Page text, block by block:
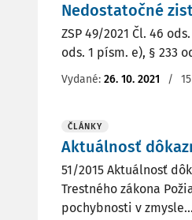
Nedostatočné
ZSP 49/2021 Čl. 46
ods. 1 písm. e), § 233
Vydané: 26. 10. 2021 /
ČLÁNKY
Aktuálnosť
51/2015 Aktuálnosť
Trestného zákona
pochybnosti v zmysle...